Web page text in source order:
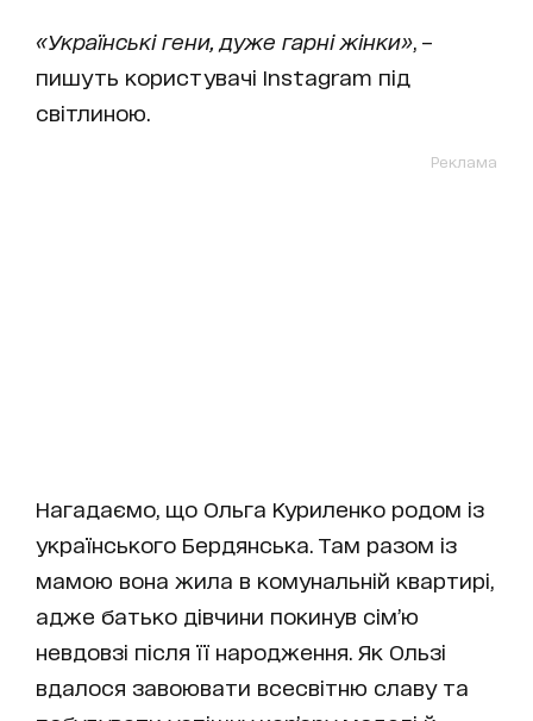
«Українські гени, дуже гарні жінки» , –
пишуть користувачі Instagram під
світлиною.
Реклама
Нагадаємо, що Ольга Куриленко родом із
українського Бердянська. Там разом із
мамою вона жила в комунальній квартирі,
адже батько дівчини покинув сім’ю
невдовзі після її народження. Як Ользі
вдалося завоювати всесвітню славу та